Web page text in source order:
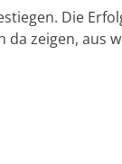
Die
zeigen, aus